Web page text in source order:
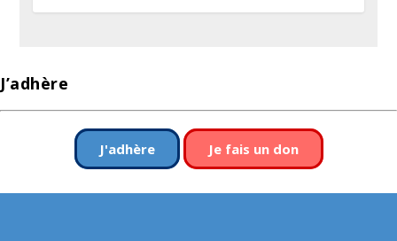
J’adhère
J'adhère Je fais un don